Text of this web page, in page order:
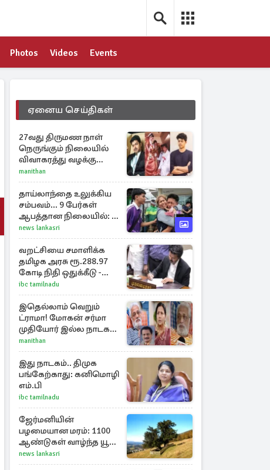
Photos Videos Events
ஏனைய செய்திகள்
27வது திருமண நாள்
நெருங்கும் நிலையில்
விவாகரத்து வழக்கு
வாபஸ்! விஜய்யுடன்
மீண்டும் இணைவாரா?
manithan
தாய்லாந்தை உலுக்கிய
சம்பவம்... 9 பேர்கள்
ஆபத்தான நிலையில்: 8
பேர் பலி
news lankasri
வறட்சியை சமாளிக்க
தமிழக அரசு ரூ.288.97
கோடி நிதி ஒதுக்கீடு -
வெளியான அரசாணை
ibc tamilnadu
இதெல்லாம் வெறும்
ட்ராமா! மோகன் சர்மா
முதியோர் இல்ல நாடகம்
குறித்து குட்டி பத்மினி
பரபரப்பு பேட்டி
manithan
இது நாடகம்.. திமுக
பங்கேற்காது: கனிமொழி
எம்.பி
ibc tamilnadu
ஜேர்மனியின்
பழமையான மரம்: 1100
ஆண்டுகள் வாழ்ந்த யூ
மரம் கண்டுபிடிப்பு
news lankasri